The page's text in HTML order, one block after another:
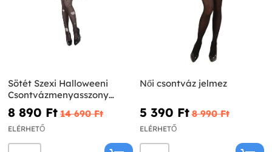
Sötét Szexi Halloweeni
Csontvázmenyasszony
jelmez
8 890 Ft‎ 14 690 Ft‎
ELÉRHETŐ
Női csontváz jelmez
5 390 Ft‎ 8 990 Ft‎
ELÉRHETŐ